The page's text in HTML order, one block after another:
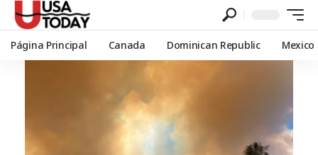
Página Principal Canada Dominican Republic Mexico